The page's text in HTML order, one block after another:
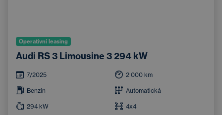
Operativní leasing
Audi RS 3 Limousine 3 294 kW
7/2025 2 000 km
Benzín Automatická
294 kW 4x4